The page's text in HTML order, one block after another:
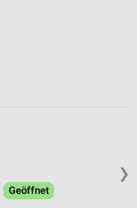
❯
Geöffnet